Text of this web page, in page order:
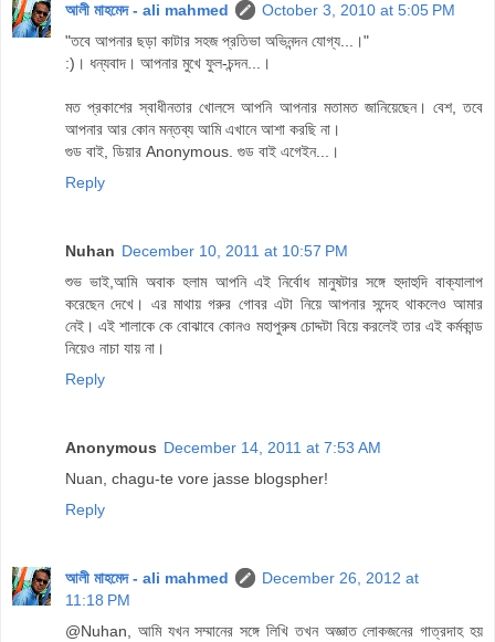
আলী মাহমেদ - ali mahmed
October 3, 2010 at 5:05 PM
"তবে আপনার ছড়া কাটার সহজ প্রতিভা অভিনন্দন যোগ্য...।"
:)। ধন্যবাদ। আপনার মুখে ফুল-চন্দন...।
মত প্রকাশের স্বাধীনতার খোলসে আপনি আপনার মতামত জানিয়েছেন। বেশ, তবে
আপনার আর কোন মন্তব্য আমি এখানে আশা করছি না।
গুড বাই, ডিয়ার Anonymous. গুড বাই এগেইন...।
Reply
Nuhan December 10, 2011 at 10:57 PM
শুভ ভাই,আমি অবাক হলাম আপনি এই নির্বোধ মানুষটার সঙ্গে হুদাহুদি বাক্যালাপ
করেছেন দেখে। এর মাথায় গরুর গোবর এটা নিয়ে আপনার সন্দেহ থাকলেও আমার
নেই। এই শালাকে কে বোঝাবে কোনও মহাপুরুষ চোদ্দটা বিয়ে করলেই তার এই কর্মকান্ড
নিয়েও নাচা যায় না।
Reply
Anonymous December 14, 2011 at 7:53 AM
Nuan, chagu-te vore jasse blogspher!
Reply
আলী মাহমেদ - ali mahmed
December 26, 2012 at
11:18 PM
@Nuhan, আমি যখন সম্মানের সঙ্গে লিখি তখন অজ্ঞাত লোকজনের গাত্রদাহ হয়